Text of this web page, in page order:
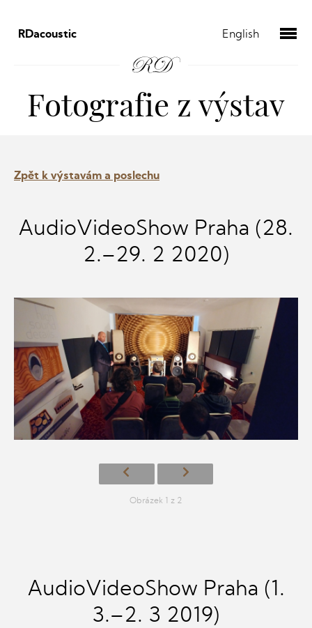
RDacoustic English
Fotografie z výstav
Zpět k výstavám a poslechu
AudioVideoShow Praha (28.
2.–29. 2 2020)
Obrázek 1 z 2
AudioVideoShow Praha (1.
3.–2. 3 2019)